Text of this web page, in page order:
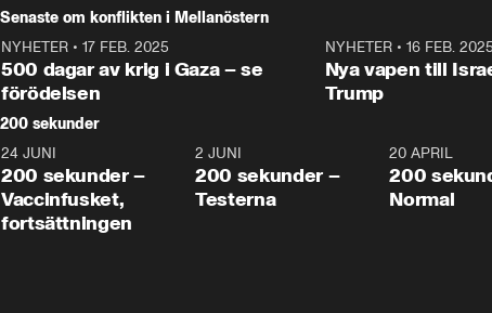
Senaste om konflikten i Mellanöstern
NYHETER • 17 FEB. 2025
500 dagar av krig i Gaza – se
förödelsen
NYHETER• 16 FEB. 2025
Nya vapen till
Trump
200 sekunder
5:00
24 JUNI
200 sekunder –
Vaccinfusket,
fortsättningen
4:23
2 JUNI
200 sekunder –
Testerna
20 APRIL
200
Normal